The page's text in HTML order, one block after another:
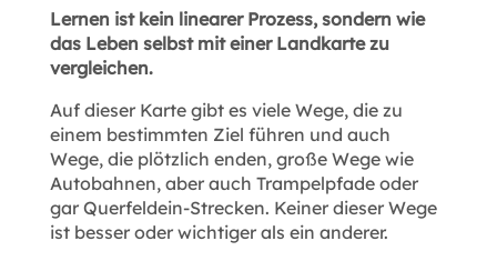
Lernen ist kein linearer Prozess, sondern wie
das Leben selbst mit einer Landkarte zu
vergleichen.
Auf dieser Karte gibt es viele Wege, die zu
einem bestimmten Ziel führen und auch
Wege, die plötzlich enden, große Wege wie
Autobahnen, aber auch Trampelpfade oder
gar Querfeldein-Strecken. Keiner dieser Wege
ist besser oder wichtiger als ein anderer.